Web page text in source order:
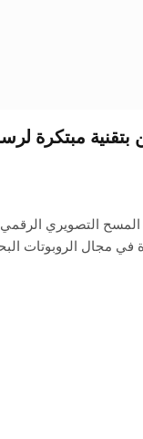
بتقنية مبتكرة